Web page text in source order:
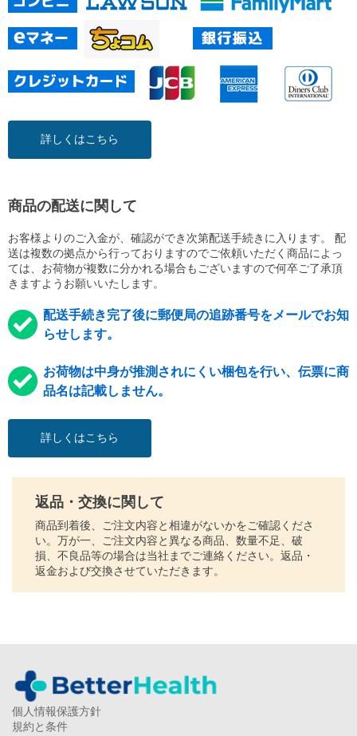
詳しくはこちら
商品の配送に関して
お客様よりのご入金が、確認ができ次第配送手続きに入ります。 配
送は複数の拠点から行っておりますのでご依頼いただく商品によっ
ては、お荷物が複数に分かれる場合もございますので何卒ご了承頂
きますようお願いいたします。
配送手続き完了後に郵便局の追跡番号をメールでお知
らせします。
お荷物は中身が推測されにくい梱包を行い、伝票に商
品名は記載しません。
詳しくはこちら
返品・交換に関して
商品到着後、ご注文内容と相違がないかをご確認くださ
い。万が一、ご注文内容と異なる商品、数量不足、破
損、不良品等の場合は当社までご連絡ください。返品・
返金および交換させていただきます。
個人情報保護方針
規約と条件